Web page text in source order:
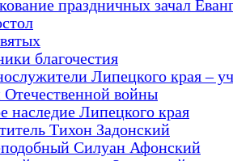
праздничных зачал
благочестия
Липецкого края –
войны
наследие Липецкого края
Тихон Задонский
Силуан Афонский